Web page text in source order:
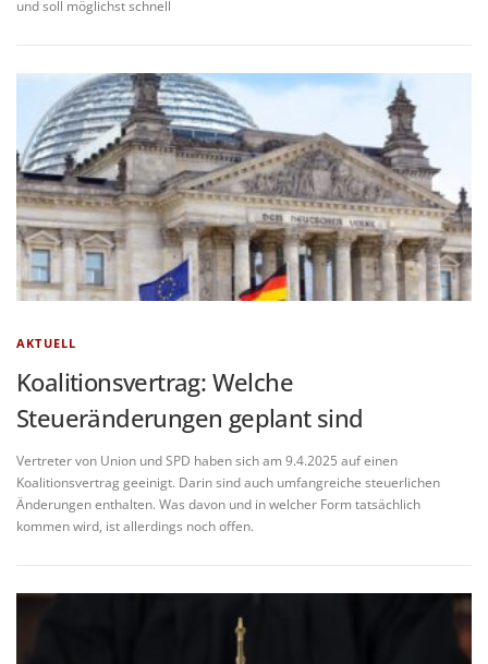
und soll möglichst schnell
AKTUELL
Koalitionsvertrag: Welche
Steueränderungen geplant sind
Vertreter von Union und SPD haben sich am 9.4.2025 auf einen
Koalitionsvertrag geeinigt. Darin sind auch umfangreiche steuerlichen
Änderungen enthalten. Was davon und in welcher Form tatsächlich
kommen wird, ist allerdings noch offen.